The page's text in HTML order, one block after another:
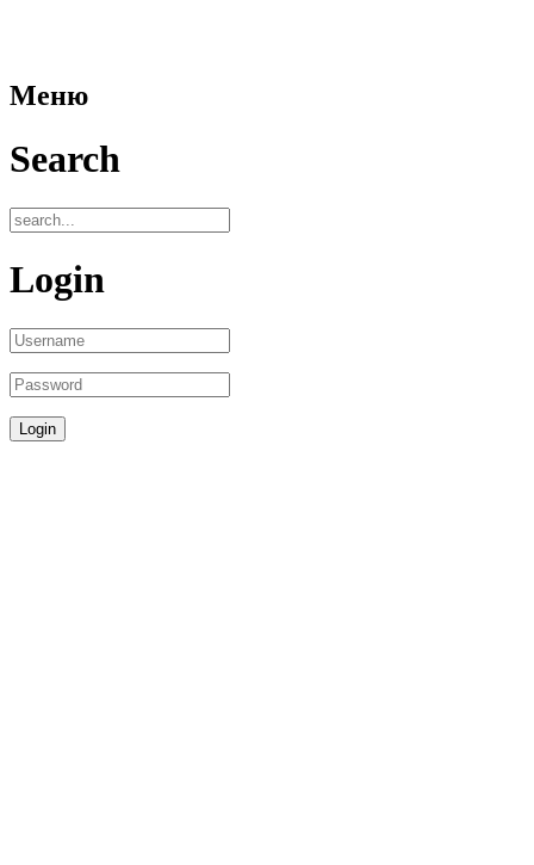
Меню
Search
Login